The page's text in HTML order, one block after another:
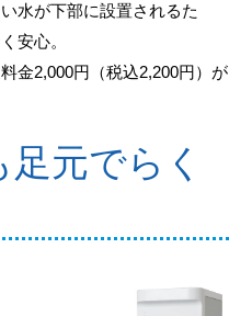
水が下部に設置されるた
安心。
金2,000円（税込2,200円）が
元でらく